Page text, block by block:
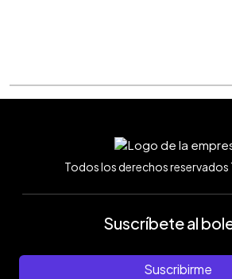
Todos los derechos
Suscríbete al
Suscribirme